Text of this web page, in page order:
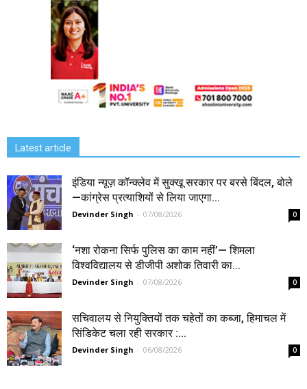
Latest article
इंडिया न्यूज़ कॉन्क्लेव में सुक्खू सरकार पर बरसे बिंदल, बोले
—कांग्रेस प्रत्याशियों से लिया जाएगा...
Devinder Singh - 07/08/2026 0
‘नशा रोकना सिर्फ पुलिस का काम नहीं’— शिमला
विश्वविद्यालय से डीजीपी अशोक तिवारी का...
Devinder Singh - 07/08/2026 0
सचिवालय से नियुक्तियों तक चहेतों का कब्जा, हिमाचल में
सिंडिकेट चला रही सरकार :...
Devinder Singh - 06/08/2026 0